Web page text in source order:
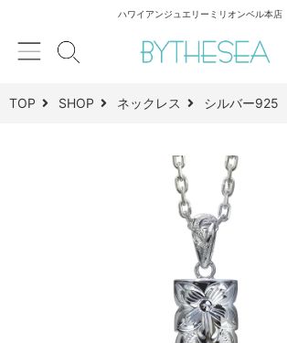
ハワイアンジュエリーミリオンベル本店
TOP SHOP ネックレス シルバー925